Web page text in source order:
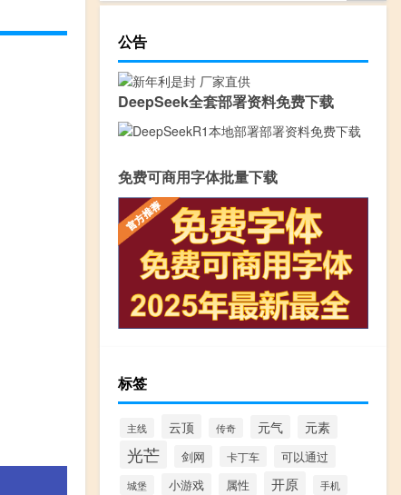
公告
DeepSeek全套部署资料免费下载
免费可商用字体批量下载
标签
主线 云顶 传奇 元气 元素
光芒 剑网 卡丁车 可以通过
城堡 小游戏 属性 开原 手机